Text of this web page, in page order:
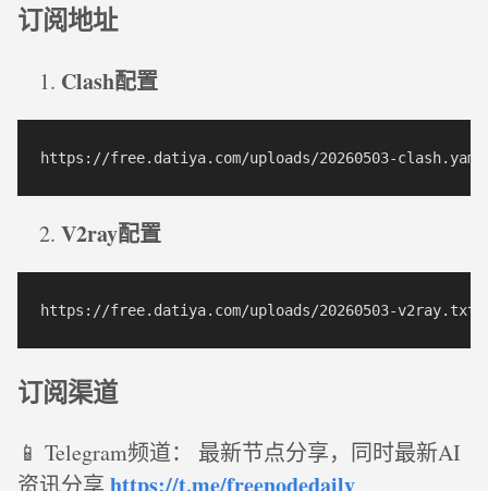
订阅地址
Clash配置
V2ray配置
订阅渠道
📱 Telegram频道： 最新节点分享，同时最新AI